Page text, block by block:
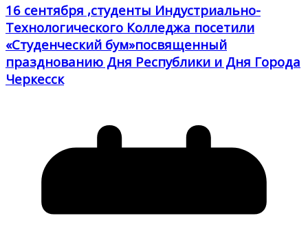
16 сентября ,студенты Индустриально-
Технологического Колледжа посетили
«Студенческий бум»посвященный
празднованию Дня Республики и Дня Города
Черкесск